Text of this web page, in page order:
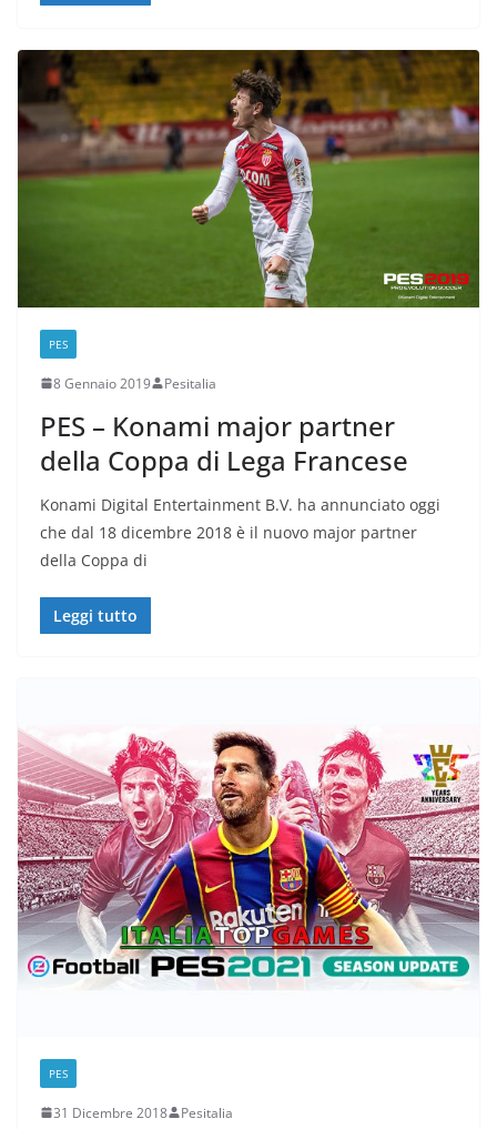
PES
8 Gennaio 2019 Pesitalia
PES – Konami major partner
della Coppa di Lega Francese
Konami Digital Entertainment B.V. ha annunciato oggi
che dal 18 dicembre 2018 è il nuovo major partner
della Coppa di
Leggi tutto
PES
31 Dicembre 2018 Pesitalia